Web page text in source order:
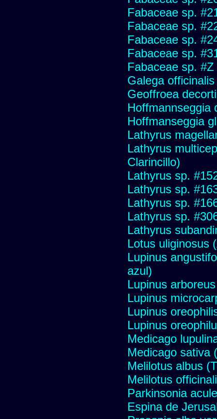
Fabaceae sp.
Fabaceae sp.
Fabaceae sp.
Fabaceae sp.
Fabaceae sp. #Z
Galega
Geoffroea
Hoffmannseggia
Hoffmanseggia
Lathyrus
Lathyrus
Clarincillo)
Lathyrus sp.
Lathyrus sp.
Lathyrus sp.
Lathyrus sp.
Lathyrus
Lotus uliginosus
Lupinus
azul)
Lupinus
Lupinus
Lupinus
Lupinus
Medicago
Medicago sativa
Melilotus albus
Melilotus
Parkinsonia
Espina de